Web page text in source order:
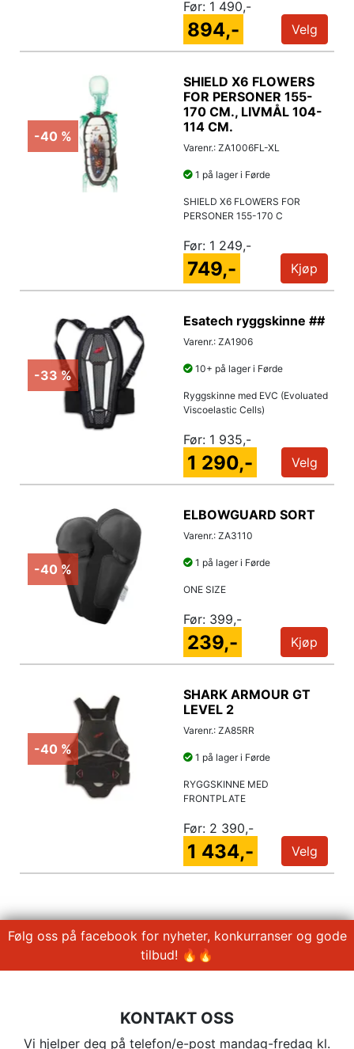
Før: 1 490,-
894,- Velg
-40 %
SHIELD X6 FLOWERS
FOR PERSONER 155-
170 CM., LIVMÅL 104-
114 CM.
Varenr.: ZA1006FL-XL
1 på lager i Førde
SHIELD X6 FLOWERS FOR
PERSONER 155-170 C
Før: 1 249,-
749,- Kjøp
-33 %
Esatech ryggskinne ##
Varenr.: ZA1906
10+ på lager i Førde
Ryggskinne med EVC (Evoluated
Viscoelastic Cells)
Før: 1 935,-
1 290,- Velg
-40 %
ELBOWGUARD SORT
Varenr.: ZA3110
1 på lager i Førde
ONE SIZE
Før: 399,-
239,- Kjøp
-40 %
SHARK ARMOUR GT
LEVEL 2
Varenr.: ZA85RR
1 på lager i Førde
RYGGSKINNE MED
FRONTPLATE
Før: 2 390,-
1 434,- Velg
Følg oss på facebook for nyheter, konkurranser og gode
tilbud! 🔥🔥
KONTAKT OSS
Vi hjelper deg på telefon/e-post mandag-fredag kl.